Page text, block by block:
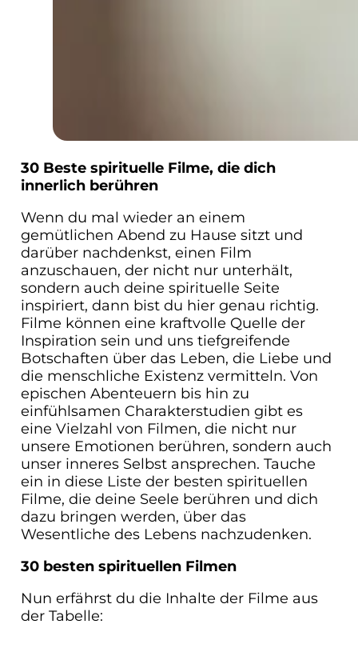
30 Beste spirituelle Filme, die dich
innerlich berühren
Wenn du mal wieder an einem
gemütlichen Abend zu Hause sitzt und
darüber nachdenkst, einen Film
anzuschauen, der nicht nur unterhält,
sondern auch deine spirituelle Seite
inspiriert, dann bist du hier genau richtig.
Filme können eine kraftvolle Quelle der
Inspiration sein und uns tiefgreifende
Botschaften über das Leben, die Liebe und
die menschliche Existenz vermitteln. Von
epischen Abenteuern bis hin zu
einfühlsamen Charakterstudien gibt es
eine Vielzahl von Filmen, die nicht nur
unsere Emotionen berühren, sondern auch
unser inneres Selbst ansprechen. Tauche
ein in diese Liste der besten spirituellen
Filme, die deine Seele berühren und dich
dazu bringen werden, über das
Wesentliche des Lebens nachzudenken.
30 besten spirituellen Filmen
Nun erfährst du die Inhalte der Filme aus
der Tabelle: